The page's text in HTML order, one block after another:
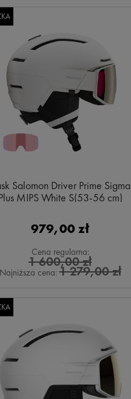
Salomon Driver Prime Sigma
MIPS White S(53-56 cm)
979,00 zł
Cena regularna:
1 600,00 zł
Najniższa cena:1 279,00 zł